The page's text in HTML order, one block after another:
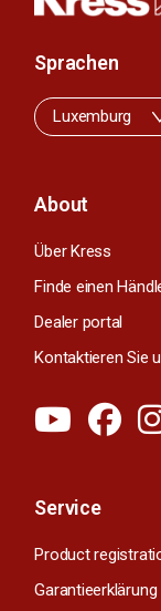
About
Über Kress
Finde einen
Dealer portal
Kontaktieren Sie
Service
Product
Garantieerklärung
Sprachen
Luxemburg